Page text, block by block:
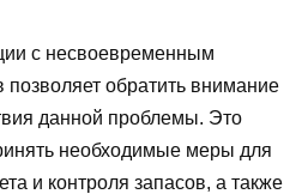
с несвоевременным
обратить внимание
данной проблемы. Это
необходимые меры для
и контроля запасов, а также